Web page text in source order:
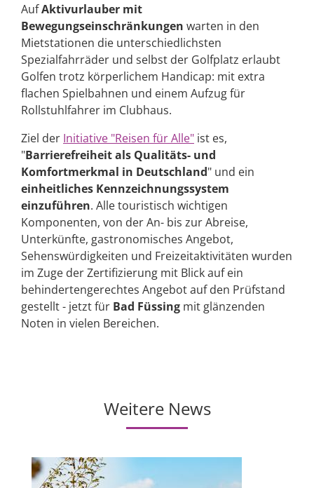
AufAktivurlauber mit
Bewegungseinschränkungen warten in den
Mietstationen die unterschiedlichsten
Spezialfahrräder und selbst der Golfplatz erlaubt
Golfen trotz körperlichem Handicap: mit extra
flachen Spielbahnen und einem Aufzug für
Rollstuhlfahrer im Clubhaus.
Ziel der Initiative "Reisen für Alle" ist es,
"Barrierefreiheit als Qualitäts- und
Komfortmerkmal in Deutschland" und ein
einheitliches Kennzeichnungssystem
einzuführen. Alle touristisch wichtigen
Komponenten, von der An- bis zur Abreise,
Unterkünfte, gastronomisches Angebot,
Sehenswürdigkeiten und Freizeitaktivitäten wurden
im Zuge der Zertifizierung mit Blick auf ein
behindertengerechtes Angebot auf den Prüfstand
gestellt - jetzt für Bad Füssing mit glänzenden
Noten in vielen Bereichen.
Weitere News